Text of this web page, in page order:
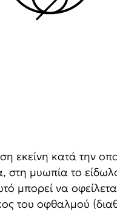
εκείνη κατά την
στη μυωπία το
μπορεί να
του οφθαλμού